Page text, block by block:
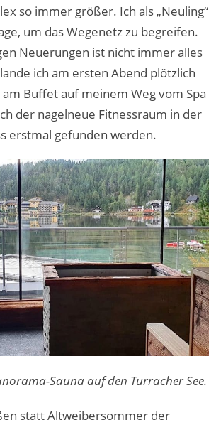
so immer größer. Ich als „Neuling“
um das Wegenetz zu begreifen.
Neuerungen ist nicht immer alles
ich am ersten Abend plötzlich
Buffet auf meinem Weg vom Spa
der nagelneue Fitnessraum in der
erstmal gefunden werden.
Sauna auf den Turracher See.
statt Altweibersommer der